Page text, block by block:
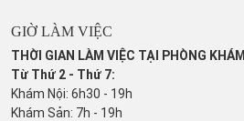
GIỜ LÀM VIỆC
THỜI GIAN LÀM VIỆC TẠI PHÒNG KHÁM
Từ Thứ 2 - Thứ 7:
Khám Nội: 6h30 - 19h
Khám Sản: 7h - 19h